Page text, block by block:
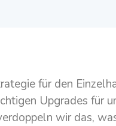
für den
Upgrades für
wir das,